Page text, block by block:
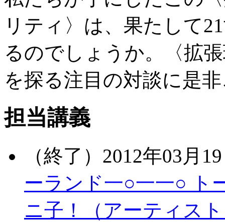
リティ〉は、果たして
るのでしょうか。〈拡
を探る注目の対談に是
担当講義
（終了）2012年03月
ーランド一○一一○ ト
ニ子！（アーティス